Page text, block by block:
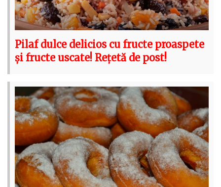
Pilaf dulce delicios cu fructe proaspete
și fructe uscate! Rețetă de post!